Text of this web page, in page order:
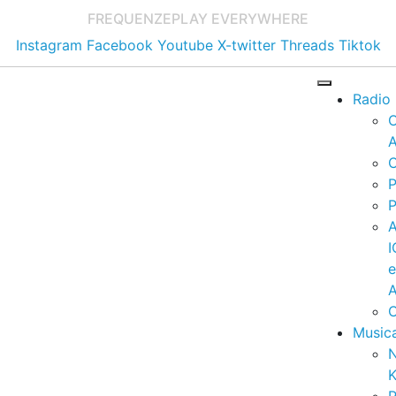
FREQUENZEPLAY EVERYWHERE
Instagram Facebook Youtube X-twitter Threads Tiktok
Radio
e